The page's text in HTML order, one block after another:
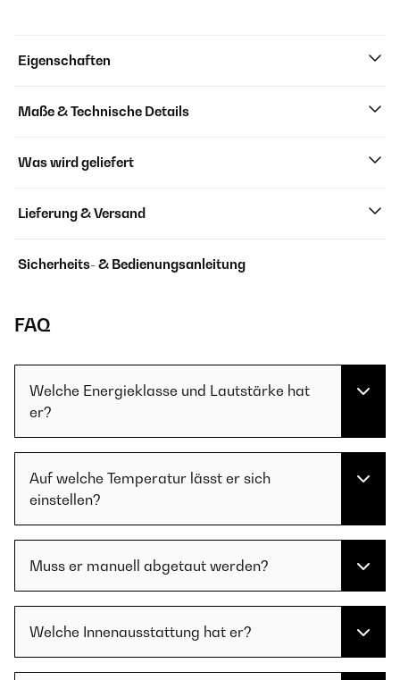
Eigenschaften
Maße & Technische Details
Was wird geliefert
Lieferung & Versand
Sicherheits- & Bedienungsanleitung
FAQ
Welche Energieklasse und Lautstärke hat
er?
Auf welche Temperatur lässt er sich
einstellen?
Muss er manuell abgetaut werden?
Welche Innenausstattung hat er?